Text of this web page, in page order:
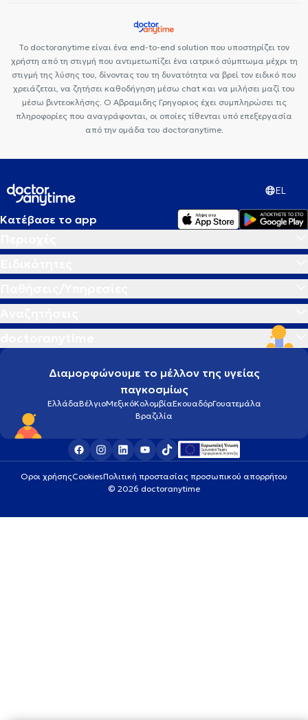
Το doctoranytime είναι ένα end-to-end solution που υποστηρίζει τον
χρήστη από τη στιγμή που αντιμετωπίζει ένα ιατρικό σύμπτωμα μέχρι τη
στιγμή της λύσης του, δίνοντας του τη δυνατότητα να βρεί τον ειδικό που
χρειάζεται, να ζητήσει καθοδήγηση μέσω chat και να μιλήσει μαζί του
μέσω βιντεοκλήσης. Ο Αβραμιδης Γρηγοριος έχει συμπληρώσει τις
πληροφορίες που αναγράφονται, οι οποίες τίθενται υπό επεξεργασία
από την ομάδα του doctoranytime.
EL
Κατέβασε το app
Διαμορφώνουμε το μέλλον της υγείας
παγκοσμίως
ΕλλάδαΒέλγιοΜεξικόΚολομβίαΕκουαδόρΓουατεμάλα
Βραζιλία
Οροι χρήσηςCookiesΠολιτική προστασίας προσωπικού απορρήτου
© 2026 doctoranytime